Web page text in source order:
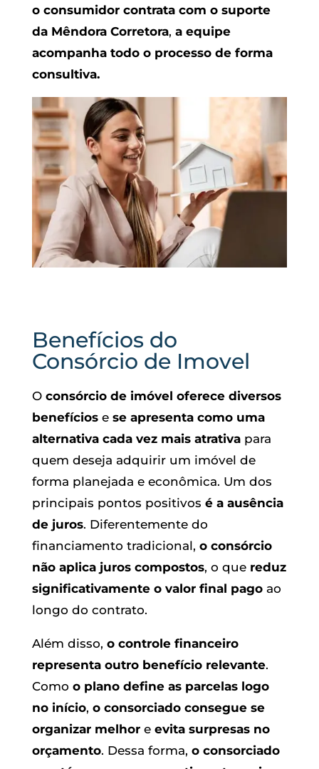
o consumidor contrata com o suporte
da Mêndora Corretora, a equipe
acompanha todo o processo de forma
consultiva.
Benefícios do
Consórcio de Imovel
O consórcio de imóvel oferece diversos
benefíciose se apresenta como uma
alternativa cada vez mais atrativapara
quem deseja adquirir um imóvel de
forma planejada e econômica. Um dos
principais pontos positivos é a ausência
de juros. Diferentemente do
financiamento tradicional, o consórcio
não aplica juros compostos, o que reduz
significativamente o valor final pagoao
longo do contrato.
Além disso, o controle financeiro
representa outro benefício relevante.
Como o plano define as parcelas logo
no início, o consorciado consegue se
organizar melhore evita surpresas no
orçamento. Dessa forma, o consorciado